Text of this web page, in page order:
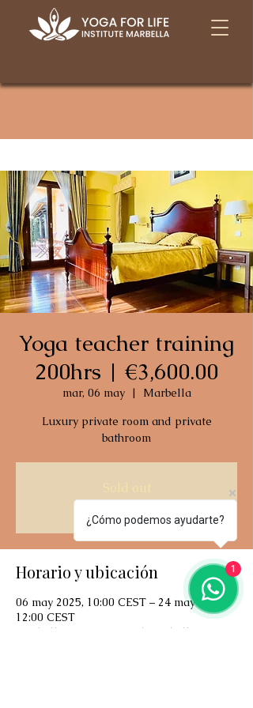
Yoga teacher training
200hrs | €3,600.00
mar, 06 may
  |
Marbella
Luxury private room and private
bathroom
Horario y ubicación
06 may 2025, 10:00 CEST – 24 may 2025,
12:00 CEST
Marbella, C. rocío, 29601 marbella,
¿Cómo podemos ayudarte?
1